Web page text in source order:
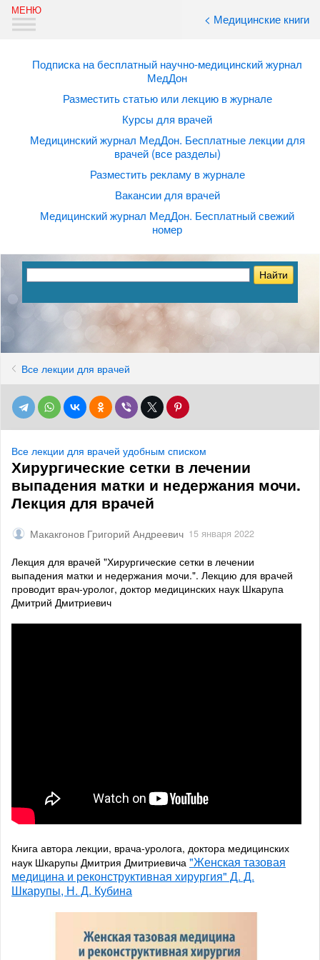
< Медицинские книги
Подписка на бесплатный научно-медицинский журнал
МедДон
Разместить статью или лекцию в журнале
Курсы для врачей
Медицинский журнал МедДон. Бесплатные лекции для
врачей (все разделы)
Разместить рекламу в журнале
Вакансии для врачей
Медицинский журнал МедДон. Бесплатный свежий
номер
Все лекции для врачей
Все лекции для врачей удобным списком
Хирургические сетки в лечении
выпадения матки и недержания мочи.
Лекция для врачей
Макакгонов Григорий Андреевич 15 января 2022
Лекция для врачей "Хирургические сетки в лечении
выпадения матки и недержания мочи.". Лекцию для врачей
проводит врач-уролог, доктор медицинских наук Шкарупа
Дмитрий Дмитриевич
Книга автора лекции, врача-уролога, доктора медицинских
наук Шкарупы Дмитрия Дмитриевича "Женская тазовая
медицина и реконструктивная хирургия" Д. Д.
Шкарупы, Н. Д. Кубина